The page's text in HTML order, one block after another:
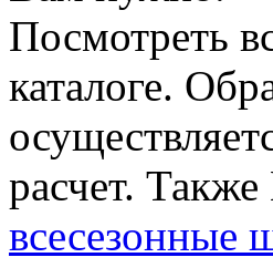
Посмотреть
каталоге.
расчет. Также
всесезонные